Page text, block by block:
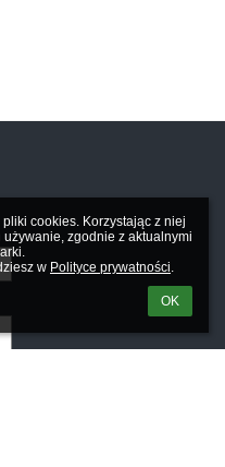
cookies. Korzystając z niej
zgodnie z aktualnymi
w Polityce prywatności.
OK